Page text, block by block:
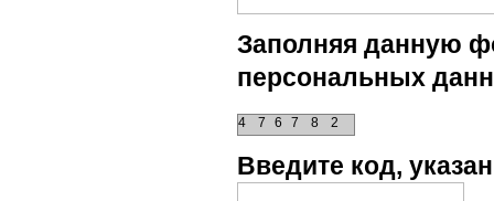
Заполняя данную
персональных
7
4 6 7 2
8
Введите код,